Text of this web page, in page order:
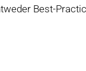
Best-